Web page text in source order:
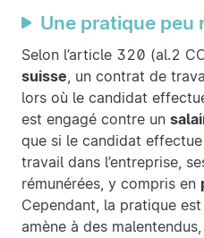
Une pratique peu
Selon l’article 320 (al.2
suisse, un contrat de
lors où le candidat
est engagé contre un
que si le candidat
travail dans l’entreprise,
rémunérées, y compris en
Cependant, la pratique
amène à des